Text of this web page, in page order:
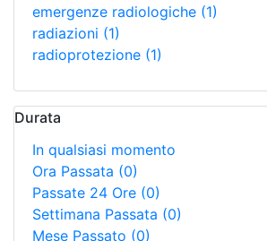
emergenze radiologiche (1)
radiazioni (1)
radioprotezione (1)
Durata
In qualsiasi momento
Ora Passata (0)
Passate 24 Ore (0)
Settimana Passata (0)
Mese Passato (0)